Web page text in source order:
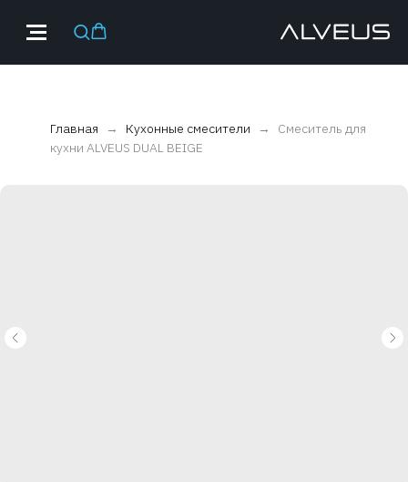
Главная Кухонные смесители
Смеситель для
кухни ALVEUS DUAL BEIGE